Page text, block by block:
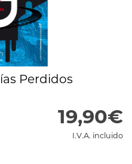
Perdidos
19,90€
I.V.A. incluido